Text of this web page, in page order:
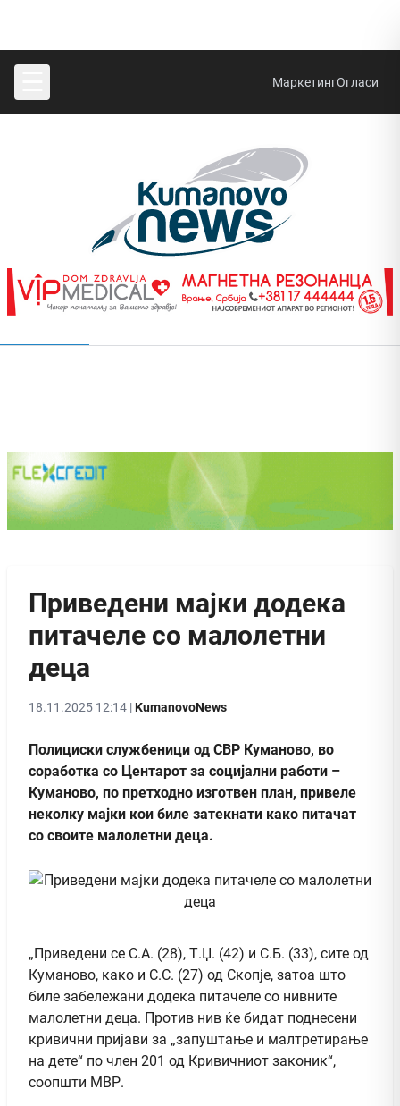
МаркетингОгласи
Приведени мајки додека
питачеле со малолетни
деца
18.11.2025 12:14 |KumanovoNews
Полициски службеници од СВР Куманово, во
соработка со Центарот за социјални работи –
Куманово, по претходно изготвен план, привеле
неколку мајки кои биле затекнати како питачат
со своите малолетни деца.
„Приведени се С.А. (28), Т.Џ. (42) и С.Б. (33), сите од
Куманово, како и С.С. (27) од Скопје, затоа што
биле забележани додека питачеле со нивните
малолетни деца. Против нив ќе бидат поднесени
кривични пријави за „запуштање и малтретирање
на дете“ по член 201 од Кривичниот законик“,
соопшти МВР.